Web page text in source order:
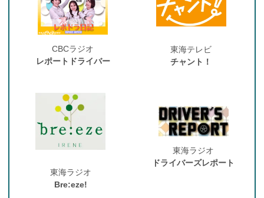
CBCラジオ
レポートドライバー
東海テレビ
チャント！
東海ラジオ
Bre:eze!
東海ラジオ
ドライバーズレポート